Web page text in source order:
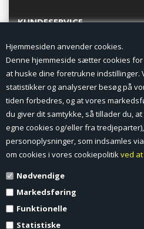
Hjemmesiden
Denne hjemmeside sætter cookies
at huske dine foretrukne indstillinger.
statistikker og analyserer besøg på
tiden forbedres, og at vores
du giver dit samtykke, så tillader du,
egne cookies og/eller fra
personoplysninger, som indsamles
om cookies i vores cookiepolitikved
Nødvendige
Markedsføring
Funktionelle
Statistiske
KUNDESERVICE
Forside
Min Konto
Nyheder
Vilkår og betingelser
Profil
Erhverv log ind (B2B)
Kontakt